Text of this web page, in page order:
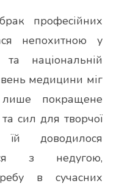
професійних
непохитною у
та національній
медицини міг
покращене
сил для творчої
їй доводилося
з недугою,
в сучасних